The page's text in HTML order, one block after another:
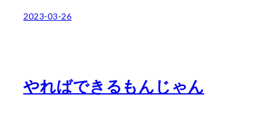
2023-03-26
やればできるもんじゃん